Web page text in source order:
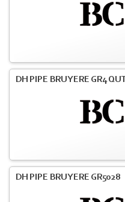
DH PIPE BRUYERE GR4 QUT
DH PIPE BRUYERE GR5028